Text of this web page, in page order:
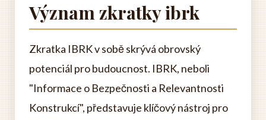
Význam zkratky ibrk
Zkratka IBRK v sobě skrývá obrovský
potenciál pro budoucnost. IBRK, neboli
"Informace o Bezpečnosti a Relevantnosti
Konstrukcí", představuje klíčový nástroj pro